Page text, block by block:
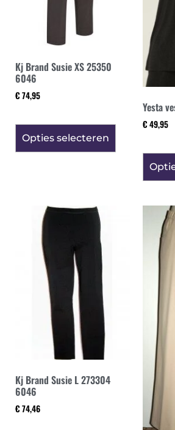
Kj Brand Susie XS 25350
6046
€ 74,95
Opties selecteren
Yesta
€ 49,95
Kj Brand Susie L 273304
6046
€ 74,46